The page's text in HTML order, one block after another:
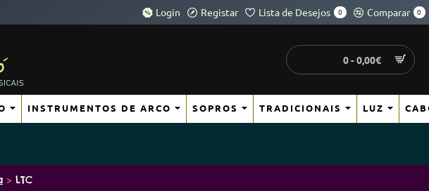
Login Registar Lista de Desejos 0 Comparar 0
0 - 0,00€
INSTRUMENTOS DE ARCO SOPROS TRADICIONAIS LUZ
LTC